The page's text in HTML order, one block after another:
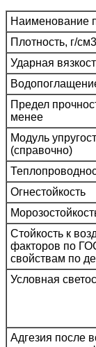
Наименование
Плотность, г/
Ударная
Предел
менее
Модуль
(справочно)
Огнестойкость
Стойкость к
факторов по
свойствам по
Условная
Адгезия после